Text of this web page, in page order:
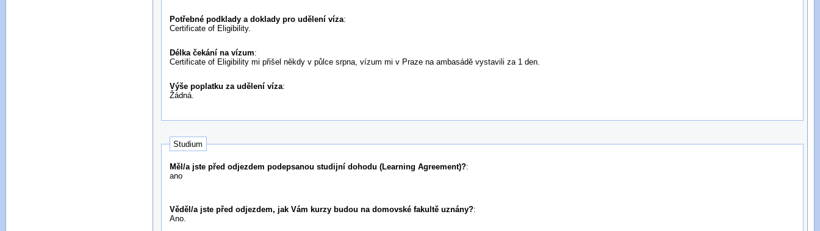
Potřebné podklady a doklady pro udělení víza:
Certificate of Eligibility.
Délka čekání na vízum:
Certificate of Eligibility mi přišel někdy v půlce srpna, vízum mi v Praze na ambasádě vystavili za 1 den.
Výše poplatku za udělení víza:
Žádná.
Studium
Měl/a jste před odjezdem podepsanou studijní dohodu (Learning Agreement)?:
ano
Věděl/a jste před odjezdem, jak Vám kurzy budou na domovské fakultě uznány?:
Ano.